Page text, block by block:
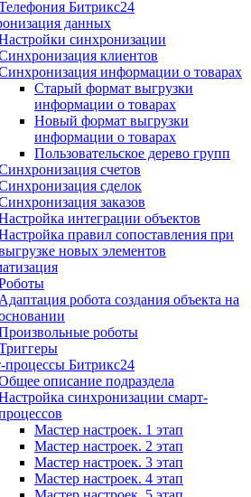
Битрикс24
данных
синхронизации
клиентов
информации о товарах
Старый формат выгрузки
информации о товарах
Новый формат выгрузки
информации о товарах
Пользовательское дерево групп
счетов
сделок
заказов
интеграции объектов
правил сопоставления при
новых элементов
Адаптация робота создания объекта на
роботы
процессы Битрикс24
описание подраздела
синхронизации смарт-
Мастер настроек. 1 этап
Мастер настроек. 2 этап
Мастер настроек. 3 этап
Мастер настроек. 4 этап